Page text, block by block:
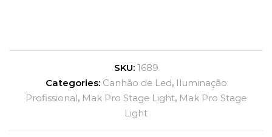
SKU: 1689
Categories: Canhão de Led, Iluminação
Profissional, Mak Pro Stage Light, Mak Pro Stage
Light